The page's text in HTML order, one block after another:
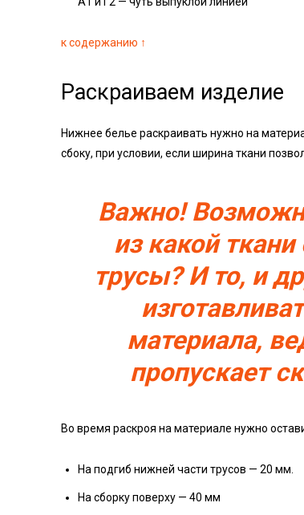
к содержанию ↑
Раскраиваем изделие
Нижнее белье раскраивать нужно на
сбоку, при условии, если ширина ткани
Важно!
из какой
трусы? И то, и
материала,
пропускает
Во время раскроя на материале нужно
На подгиб нижней части трусов — 20 мм.
На сборку поверху — 40 мм